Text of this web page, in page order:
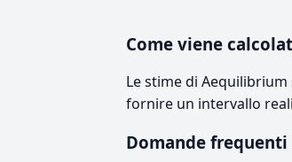
Come viene
Le stime di
fornire un intervallo
Domande frequenti